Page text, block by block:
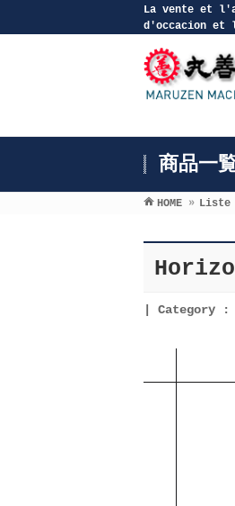
La vente et
d′occacion et
商品一
HOME » Liste
Category :